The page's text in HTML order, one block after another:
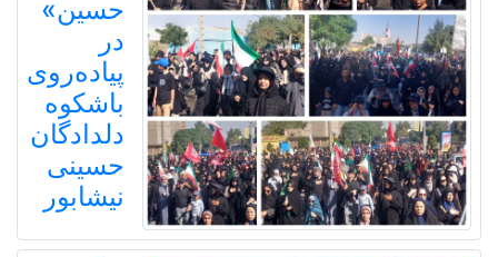
حسین»
در
پیاده‌روی
باشکوه
دلدادگان
حسینی
نیشابور